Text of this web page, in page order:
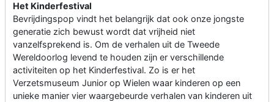
Het Kinderfestival
Bevrijdingspop vindt het belangrijk dat ook onze jongste
generatie zich bewust wordt dat vrijheid niet
vanzelfsprekend is. Om de verhalen uit de Tweede
Wereldoorlog levend te houden zijn er verschillende
activiteiten op het Kinderfestival. Zo is er het
Verzetsmuseum Junior op Wielen waar kinderen op een
unieke manier vier waargebeurde verhalen van kinderen uit